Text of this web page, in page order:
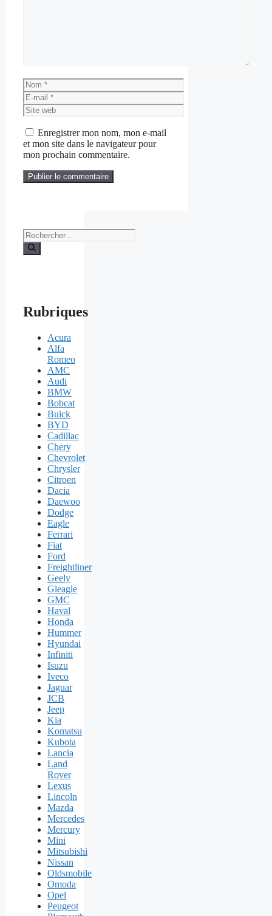
Nom
E-
mail
Site
web
Enregistrer mon nom, mon e-mail
et mon site dans le navigateur pour
mon prochain commentaire.
Rechercher :
Rubriques
Acura
Alfa
Romeo
AMC
Audi
BMW
Bobcat
Buick
BYD
Cadillac
Chery
Chevrolet
Chrysler
Citroen
Dacia
Daewoo
Dodge
Eagle
Ferrari
Fiat
Ford
Freightliner
Geely
Gleagle
GMC
Haval
Honda
Hummer
Hyundai
Infiniti
Isuzu
Iveco
Jaguar
JCB
Jeep
Kia
Komatsu
Kubota
Lancia
Land
Rover
Lexus
Lincoln
Mazda
Mercedes
Mercury
Mini
Mitsubishi
Nissan
Oldsmobile
Omoda
Opel
Peugeot